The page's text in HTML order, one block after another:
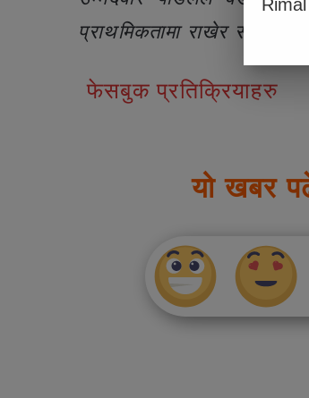
प्राथमिकतामा राखेर
फेसबुक प्रतिक्रियाहरु
यो खबर